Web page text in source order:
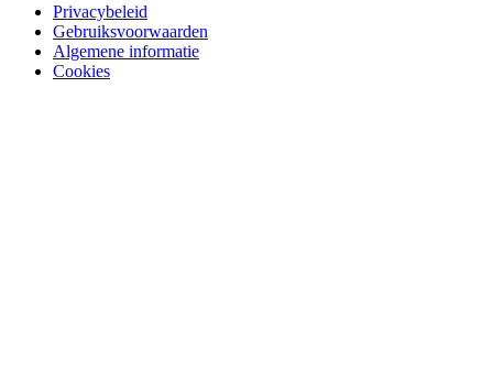
Privacybeleid
Gebruiksvoorwaarden
Algemene informatie
Cookies